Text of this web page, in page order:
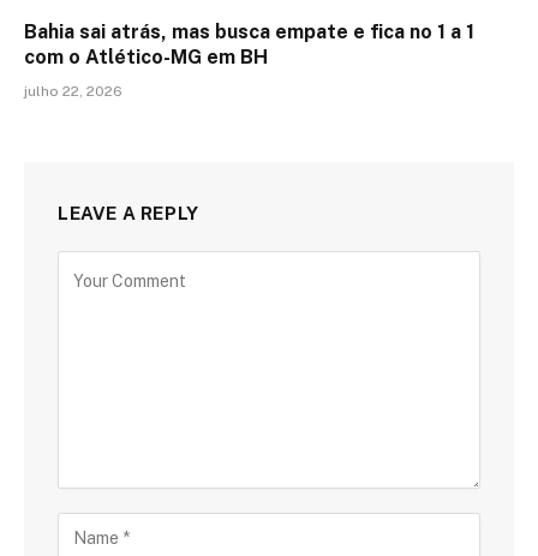
Bahia sai atrás, mas busca empate e fica no 1 a 1
com o Atlético-MG em BH
julho 22, 2026
LEAVE A REPLY